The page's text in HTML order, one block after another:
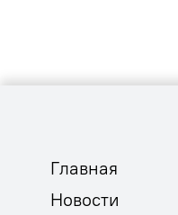
Главная
Новости